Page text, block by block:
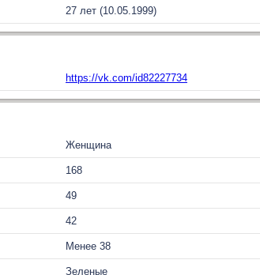
27 лет (10.05.1999)
https://vk.com/id82227734
Женщина
168
49
42
Менее 38
Зеленые